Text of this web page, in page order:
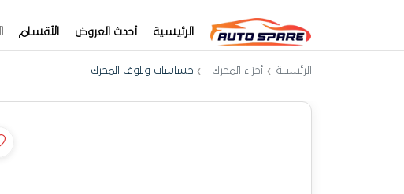
الرئيسية أحدث العروض الأقسام
الرئيسية أجزاء المحرك حساسات وبلوف المحرك